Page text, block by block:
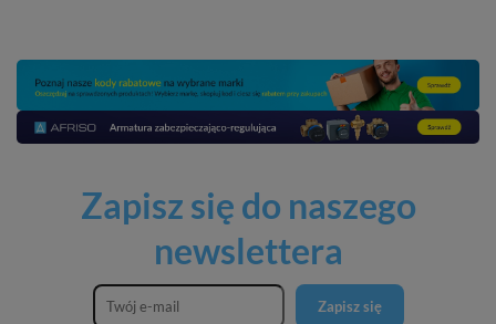
Zapisz się do naszego
newslettera
Zapisz się